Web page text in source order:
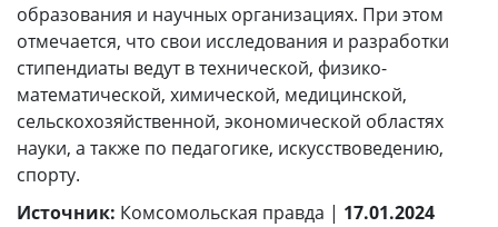
образования и научных организациях. При этом
отмечается, что свои исследования и разработки
стипендиаты ведут в технической, физико-
математической, химической, медицинской,
сельскохозяйственной, экономической областях
науки, а также по педагогике, искусствоведению,
спорту.
Источник: Комсомольская правда | 17.01.2024